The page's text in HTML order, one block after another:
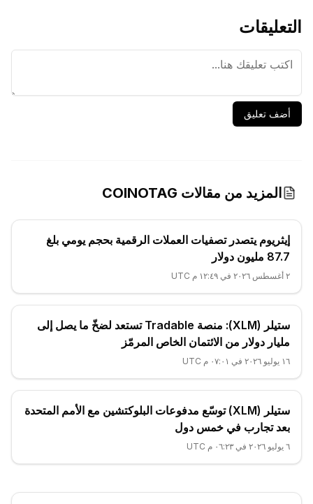
التعليقات
أضف تعليق
المزيد من مقالات COINOTAG
إيثريوم يتصدر تصفيات العملات الرقمية بحجم يومي بلغ
87.7 مليون دولار
٢ أغسطس ٢٠٢٦ في ١٢:٤٩ م UTC
ستيلر (XLM): منصة Tradable تستعد لضخّ ما يصل إلى
مليار دولار من الائتمان الخاص المرمّز
١٦ يوليو ٢٠٢٦ في ٠٧:٠١ م UTC
ستيلر (XLM) توسّع مدفوعات البلوكتشين مع الأمم المتحدة
بعد تجارب في خمس دول
٦ يوليو ٢٠٢٦ في ٠٦:٢٣ م UTC